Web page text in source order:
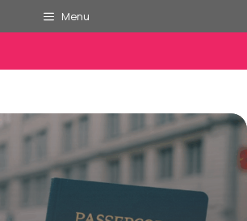
Menu